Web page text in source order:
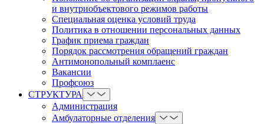
и внутриобъектового режимов работы
Cпециальная оценка условий труда
Политика в отношении персональных данных
График приема граждан
Порядок рассмотрения обращений граждан
Антимонопольный комплаенс
Вакансии
Профсоюз
СТРУКТУРА
Администрация
Амбулаторные отделения